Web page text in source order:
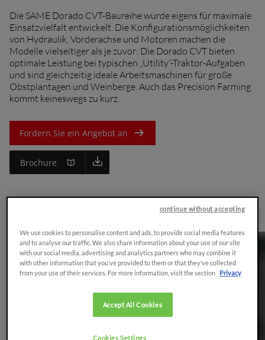
Die SAME Dorado CVT-Baureihe wurde eigens für maximale
Einsatzvielfalt entwickelt. Die Konfigurationsmöglichkeiten
von Hydraulik, Vorderachse und Motoren machen die
Modelle vielseitiger als je zuvor: Die Dorado CVT bieten
optimale Leistung bei typischen „Utility“-Traktor-Aufgaben
und sind gleichzeitig ideale Arbeitsmaschinen für große
Obstplantagen und Weinberge. Auch das Precision Farming
kommt keineswegs zu kurz.
Fordern Sie ein Angebot an
Brochure
We use cookies to personalise content and ads, to provide social media features
and to analyse our traffic. We also share information about your use of our site
with our social media, advertising and analytics partners who may combine it
with other information that you’ve provided to them or that they’ve collected
from your use of their services. For more information, visit the section
Privacy
continue without accepting
Accept All Cookies
Cookies Settings